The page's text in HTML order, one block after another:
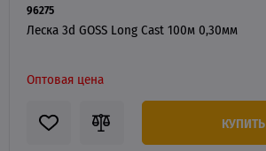
96275
Леска 3d GOSS Long Cast 100м 0,30мм
Оптовая цена
КУПИТЬ